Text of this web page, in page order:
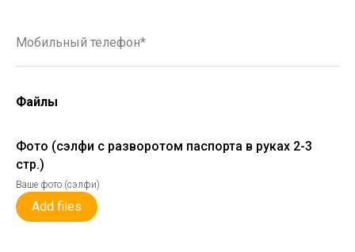
Мобильный телефон*
Файлы
Фото (сэлфи с разворотом паспорта в руках 2-3
стр.)
Ваше фото (сэлфи)
Add files